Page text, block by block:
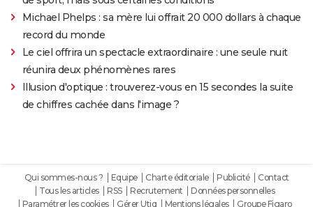
Michael Phelps : sa mère lui offrait 20 000 dollars à chaque
record du monde
Le ciel offrira un spectacle extraordinaire : une seule nuit
réunira deux phénomènes rares
Illusion d'optique : trouverez-vous en 15 secondes la suite
de chiffres cachée dans l'image ?
Qui sommes-nous ? Equipe Charte éditoriale Publicité
Contact
Tous les articles
RSS Recrutement
Données personnelles
Paramétrer les cookies
Gérer Utiq Mentions légales Groupe Figaro